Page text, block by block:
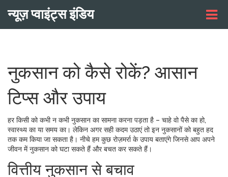
न्यूज़ प्वाइंट्स इंडिय
नुकसान को कैसे रोकें? आसान
टिप्स और उपाय
हर किसी को कभी न कभी नुकसान का सामना करना पड़ता है – चाहे वो पैसे का हो,
स्वास्थ्य का या समय का। लेकिन अगर सही कदम उठाएं तो इन नुकसानों को बहुत हद
तक कम किया जा सकता है। नीचे हम कुछ रोज़मर्रा के उपाय बताएंगे जिनसे आप अपने
जीवन में नुकसान को घटा सकते हैं और बचत कर सकते हैं।
वित्तीय नुकसान से बचाव